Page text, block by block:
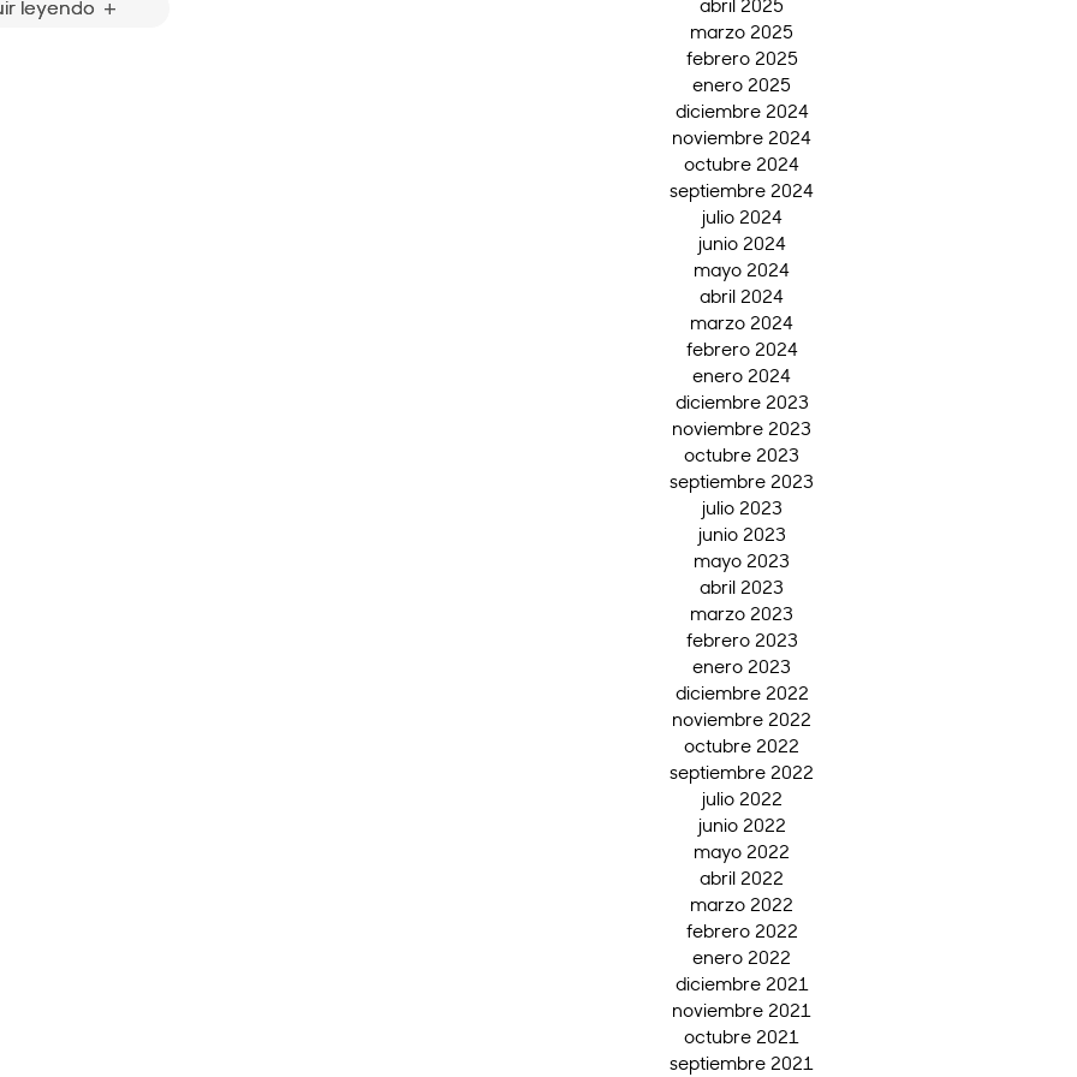
leyendo
marzo 2025
febrero 2025
enero 2025
diciembre 2024
noviembre 2024
octubre 2024
septiembre 2024
julio 2024
junio 2024
mayo 2024
abril 2024
marzo 2024
febrero 2024
enero 2024
diciembre 2023
noviembre 2023
octubre 2023
septiembre 2023
julio 2023
junio 2023
mayo 2023
abril 2023
marzo 2023
febrero 2023
enero 2023
diciembre 2022
noviembre 2022
octubre 2022
septiembre 2022
julio 2022
junio 2022
mayo 2022
abril 2022
marzo 2022
febrero 2022
enero 2022
diciembre 2021
noviembre 2021
octubre 2021
septiembre 2021